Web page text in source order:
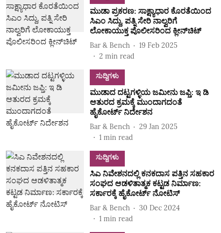
ಮುಡಾ ಪ್ರಕರಣ: ಸಾಕ್ಷ್ಯಾಧಾರ ಕೊರತೆಯಿಂದ
ಸಿಎಂ ಸಿದ್ದು, ಪತ್ನಿ ಸೇರಿ ನಾಲ್ವರಿಗೆ
ಲೋಕಾಯುಕ್ತ ಪೊಲೀಸರಿಂದ ಕ್ಲೀನ್‌ಚಿಟ್
Bar & Bench
19 Feb 2025
2 min read
ಸುದ್ದಿಗಳು
ಮುಡಾದ ದಟ್ಟಗಳ್ಳಿಯ ಜಮೀನು ಜಫ್ತಿ: ಇ ಡಿ
ಆತುರದ ಕ್ರಮಕ್ಕೆ ಮುಂದಾಗದಂತೆ
ಹೈಕೋರ್ಟ್‌ ನಿರ್ದೇಶನ
Bar & Bench
29 Jan 2025
1 min read
ಸುದ್ದಿಗಳು
ಸಿಎ ನಿವೇಶನದಲ್ಲಿ ಕನಕದಾಸ ಪತ್ತಿನ ಸಹಕಾರ
ಸಂಘದ ಆಡಳಿತಾತ್ಮಕ ಕಟ್ಟಡ ನಿರ್ಮಾಣ:
ಸರ್ಕಾರಕ್ಕೆ ಹೈಕೋರ್ಟ್‌ ನೋಟಿಸ್‌
Bar & Bench
30 Dec 2024
1 min read